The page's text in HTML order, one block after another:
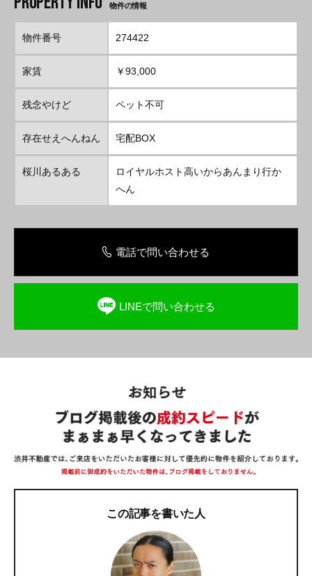
物件の情報
物件番号 274422
家賃 ￥93,000
残念やけど ペット不可
存在せえへんねん 宅配BOX
桜川あるある
ロイヤルホスト高いからあんまり行か
へん
電話で問い合わせる
LINEで問い合わせる
この記事を書いた人